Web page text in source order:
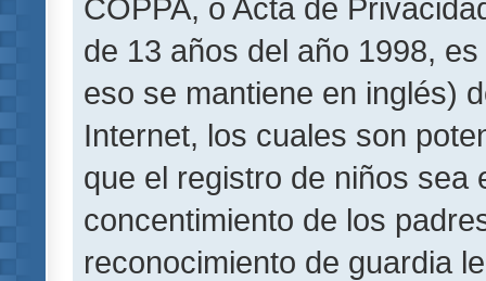
COPPA, o Acta de
de 13 años del año 1998,
eso se mantiene en inglés)
Internet, los cuales son
que el registro de niños sea
concentimiento de los
reconocimiento de guardia